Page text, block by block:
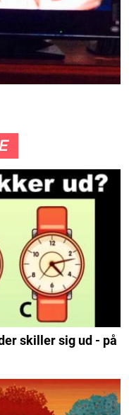
skiller sig ud - på